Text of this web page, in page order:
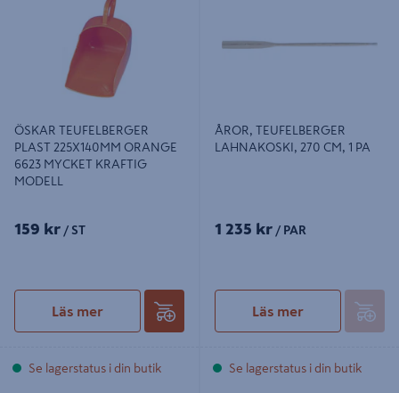
MYCKET KRAFTIG MODELL
ÖSKAR TEUFELBERGER
PLAST 225X140MM ORANGE
6623 MYCKET KRAFTIG
MODELL
159 kr / ST
Läs mer
Se lagerstatus i din butik
ÅROR, TEUFELBERGER
LAHNAKOSKI, 270 CM, 1 PA
1 235 kr / PAR
Läs mer
Se lagerstatus i din butik